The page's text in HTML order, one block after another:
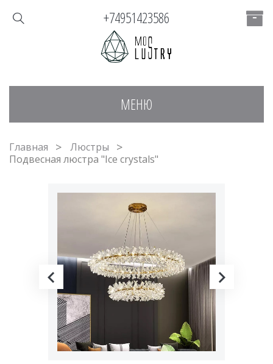
МЕНЮ
+74951423586
Главная
Люстры
Подвесная люстра "Ice crystals"